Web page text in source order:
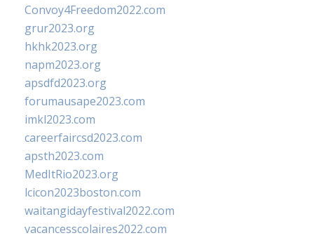
Convoy4Freedom2022.com
grur2023.org
hkhk2023.org
napm2023.org
apsdfd2023.org
forumausape2023.com
imkl2023.com
careerfaircsd2023.com
apsth2023.com
MedItRio2023.org
lcicon2023boston.com
waitangidayfestival2022.com
vacancesscolaires2022.com